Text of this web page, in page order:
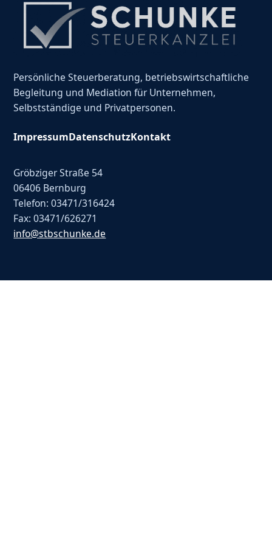
Persönliche Steuerberatung, betriebswirtschaftliche
Begleitung und Mediation für Unternehmen,
Selbstständige und Privatpersonen.
ImpressumDatenschutzKontakt
Gröbziger Straße 54
06406 Bernburg
Telefon: 03471/316424
Fax: 03471/626271
info@stbschunke.de